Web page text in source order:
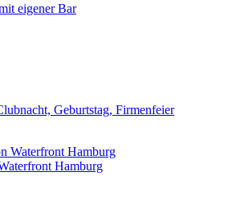
eigener Bar
Geburtstag, Firmenfeier
Hamburg